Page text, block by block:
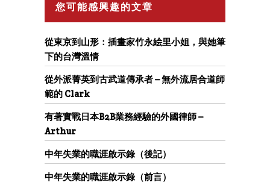
您可能感興趣的文章
從東京到山形：插畫家竹永絵里小姐，與她筆
下的台灣溫情
從外派菁英到古武道傳承者 – 無外流居合道師
範的 Clark
有著實戰日本B2B業務經驗的外國律師 –
Arthur
中年失業的職涯啟示錄（後記）
中年失業的職涯啟示錄（前言）